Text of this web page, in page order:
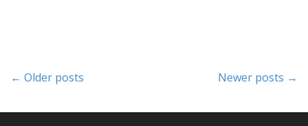
P
← Older posts Newer posts →